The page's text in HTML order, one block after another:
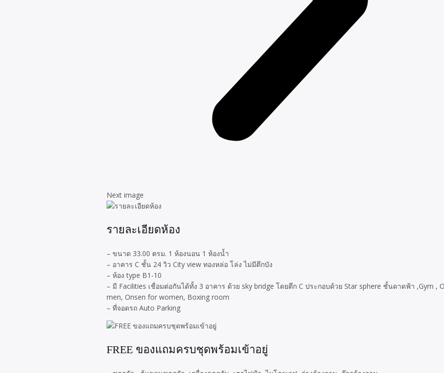
Next image
รายละเอียดห้อง
– ขนาด 33.00 ตรม. 1 ห้องนอน 1 ห้องน้ำ
– อาคาร C ชั้น 24 วิว City view ทองหล่อ โล่ง ไม่มีตึกบัง
– ห้อง type B1-10
– มี Facilities เชื่อมต่อกันได้ทั้ง 3 อาคาร ด้วย sky bridge โดยตึก C ประกอบด้วย Star sphere ชั้นดาดฟ้า ,Gym ,
men, Onsen for women, Boxing room
– ที่จอดรถ Auto Parking
FREE ของแถมครบชุดพร้อมเข้าอยู่